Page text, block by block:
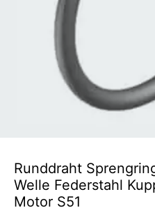
Runddraht
Welle Federstahl
Motor S51